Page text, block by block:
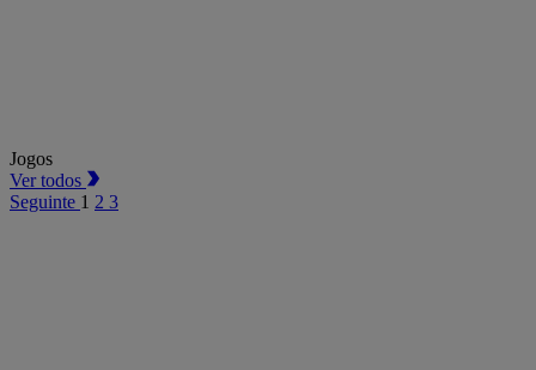
Jogos
Ver todos
Seguinte 1 2 3